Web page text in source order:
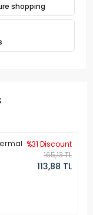
shopping
%31 Discount
165,13 TL
113,88 TL